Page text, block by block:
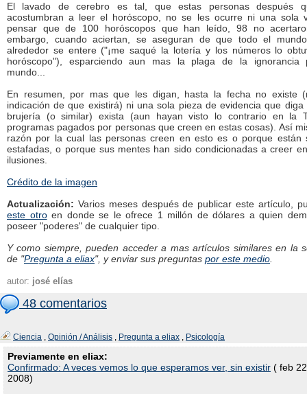
El lavado de cerebro es tal, que estas personas después
acostumbran a leer el horóscopo, no se les ocurre ni una sola
pensar que de 100 horóscopos que han leído, 98 no
embargo, cuando aciertan, se aseguran de que todo el
alrededor se entere ("¡me saqué la lotería y los números lo
horóscopo"), esparciendo aun mas la plaga de la ignorancia
mundo...
En resumen, por mas que les digan, hasta la fecha no existe
indicación de que existirá) ni una sola pieza de evidencia que diga
brujería (o similar) exista (aun hayan visto lo contrario en la
programas pagados por personas que creen en estas cosas). Así
razón por la cual las personas creen en esto es o porque están
estafadas, o porque sus mentes han sido condicionadas a creer
ilusiones.
Crédito de la imagen
Actualización: Varios meses después de publicar este artículo,
este otroen donde se le ofrece 1 millón de dólares a quien
poseer "poderes" de cualquier tipo.
Y como siempre, pueden acceder a mas artículos similares en la
de "Pregunta a eliax", y enviar sus preguntas por este medio
autor: josé elías
48 comentarios
Ciencia , Opinión / Análisis , Pregunta a eliax , Psicología
Previamente en eliax:
Confirmado: A veces vemos lo que esperamos ver, sin existir ( feb
2008)